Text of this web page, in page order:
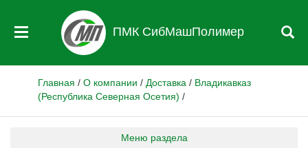
ПМК СибМашПолимер
Главная / О компании / Доставка / Владикавказ
(Республика Северная Осетия) /
Меню раздела